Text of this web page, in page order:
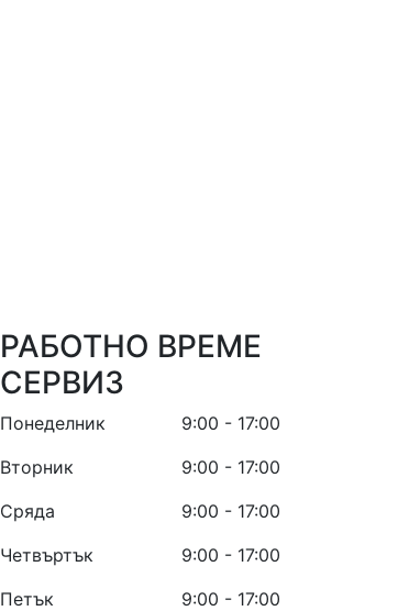
РАБОТНО ВРЕМЕ
СЕРВИЗ
Понеделник
9:00 - 17:00
Вторник
9:00 - 17:00
Сряда
9:00 - 17:00
Четвъртък
9:00 - 17:00
Петък
9:00 - 17:00